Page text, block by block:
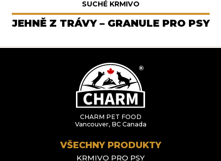
SUCHÉ KRMIVO
JEHNĚ Z TRÁVY – GRANULE PRO PSY
CHARM PET FOOD
Vancouver, BC Canada
VŠECHNY PRODUKTY
KRMIVO PRO PSY